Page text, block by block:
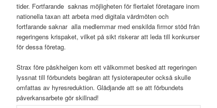
tider. Fortfarande saknas möjligheten för flertalet företagare inom
nationella taxan att arbeta med digitala vårdmöten och
fortfarande saknar alla medlemmar med enskilda firmor stöd från
regeringens krispaket, vilket på sikt riskerar att leda till konkurser
för dessa företag.
Strax före påskhelgen kom ett välkommet besked att regeringen
lyssnat till förbundets begäran att fysioterapeuter också skulle
omfattas av hyresreduktion. Glädjande att se att förbundets
påverkansarbete gör skillnad!